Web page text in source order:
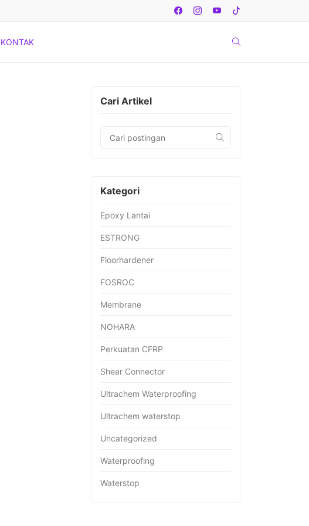
KONTAK
Cari Artikel
Kategori
Epoxy Lantai
ESTRONG
Floorhardener
FOSROC
Membrane
NOHARA
Perkuatan CFRP
Shear Connector
Ultrachem Waterproofing
Ultrachem waterstop
Uncategorized
Waterproofing
Waterstop